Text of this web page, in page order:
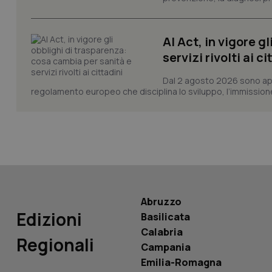
AI Act, in vigore
servizi rivolti ai
Dal 2 agosto 2026 sono
regolamento europeo che disciplina lo sviluppo,
Edizioni
Regionali
Abruzzo
Basilicata
Calabria
Campania
Emilia-Romagna
tracking-sites-
tracking-sites-